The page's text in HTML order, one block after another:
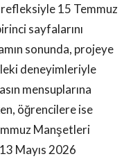
refleksiyle 15 Temmuz
sayfalarını
sonunda, projeye
deneyimleriyle
mensuplarına
öğrencilere ise
Manşetleri
Mayıs 2026